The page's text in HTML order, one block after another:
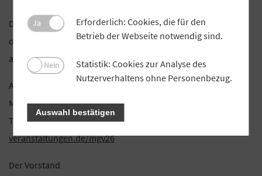
Die Teilnehmer haben sich in der Mitgliederversammlung als
ordentliche Mitglieder des VR Gewinnsparvereins Bayern eV
auszuweisen (§5 der Satzung).
Aus organisatorischen Gründen bitten wir Sie bis spätestens
Montag, den8. Juni 2026,um die Rückmeldung zu Ihrer
Teilnahme unter folgendem Link:
veranstaltungen.de/mgv26
Der Vorstand
Ja
Erforderlich: Cookies, die für den
Betrieb der Webseite notwendig sind.
Nein
Statistik: Cookies zur Analyse des
Nutzerverhaltens ohne Personenbezug.
Auswahl bestätigen